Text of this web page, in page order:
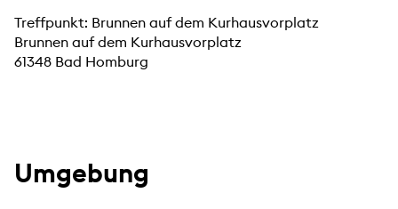
Treffpunkt: Brunnen auf dem Kurhausvorplatz
Brunnen auf dem Kurhausvorplatz
61348 Bad Homburg
Umgebung